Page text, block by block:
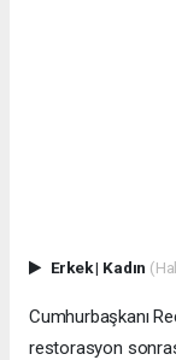
Erkek| Kadın
Cumhurbaşkanı
restorasyon